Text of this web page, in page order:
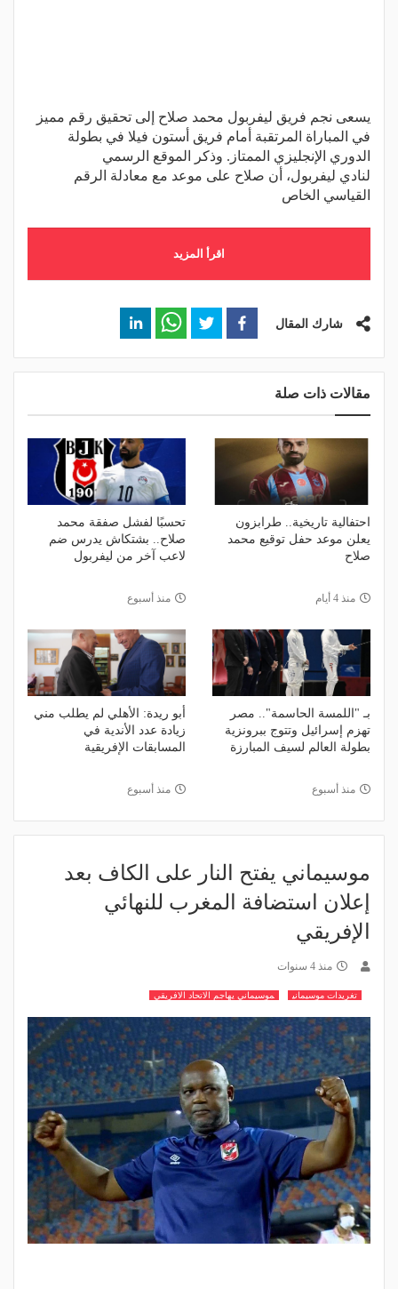
يسعى نجم فريق ليفربول محمد صلاح إلى تحقيق رقم مميز
في المباراة المرتقبة أمام فريق أستون فيلا في بطولة
الدوري الإنجليزي الممتاز. وذكر الموقع الرسمي
لنادي ليفربول، أن صلاح على موعد مع معادلة الرقم
القياسي الخاص
اقرأ المزيد
شارك المقال
مقالات ذات صلة
احتفالية تاريخية.. طرابزون
يعلن موعد حفل توقيع محمد
صلاح
منذ 4 أيام
تحسبًا لفشل صفقة محمد
صلاح.. بشتكاش يدرس ضم
لاعب آخر من ليفربول
منذ أسبوع
بـ "اللمسة الحاسمة".. مصر
تهزم إسرائيل وتتوج ببرونزية
بطولة العالم لسيف المبارزة
منذ أسبوع
أبو ريدة: الأهلي لم يطلب مني
زيادة عدد الأندية في
المسابقات الإفريقية
منذ أسبوع
موسيماني يفتح النار على الكاف بعد
إعلان استضافة المغرب للنهائي
الإفريقي
منذ 4 سنوات
تغريدات موسيماني موسيماني يهاجم الاتحاد الافريقي